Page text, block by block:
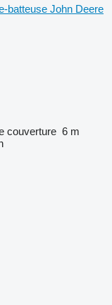
batteuse John Deere
couverture 6 m